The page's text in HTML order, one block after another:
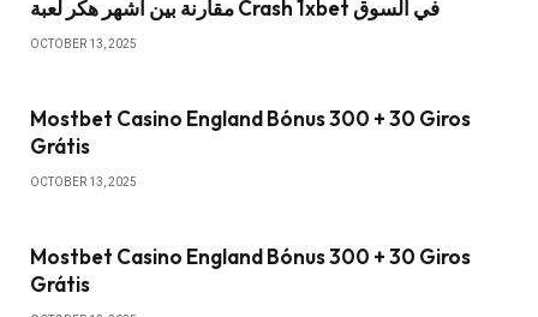
مقارنة بين أشهر هكر لعبة Crash 1xbet في السوق
OCTOBER 13, 2025
Mostbet Casino England Bónus 300 + 30 Giros
Grátis
OCTOBER 13, 2025
Mostbet Casino England Bónus 300 + 30 Giros
Grátis